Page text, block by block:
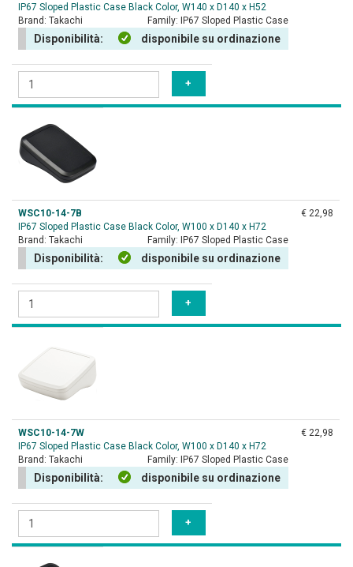
IP67 Sloped Plastic Case Black Color, W140 x D140 x H52
Brand: Takachi Family: IP67 Sloped Plastic Case
Disponibilità: disponibile su ordinazione
WSC10-14-7B
IP67 Sloped Plastic Case Black Color, W100 x D140 x H72
Brand: Takachi Family: IP67 Sloped Plastic Case
Disponibilità: disponibile su ordinazione
€ 22,98
WSC10-14-7W
IP67 Sloped Plastic Case Black Color, W100 x D140 x H72
Brand: Takachi Family: IP67 Sloped Plastic Case
Disponibilità: disponibile su ordinazione
€ 22,98